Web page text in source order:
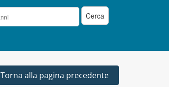
Torna alla pagina precedente